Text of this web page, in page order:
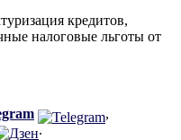
кредитов,
налоговые льготы от
,
.